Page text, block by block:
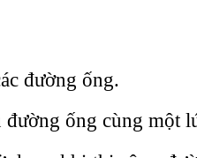
đường ống.
ống cùng một